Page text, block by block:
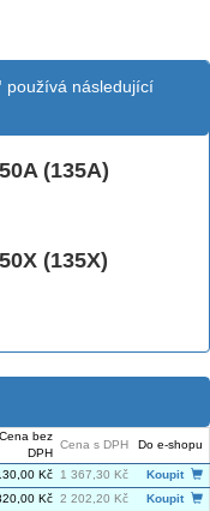
používá následující
(135A)
(135X)
Cena bez
DPH
Cena s DPH Do e-shopu
Kč 1 367,30 Kč
Koupit
Kč 2 202,20 Kč
Koupit